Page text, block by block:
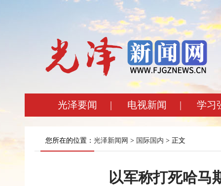
光泽要闻 | 电视新闻 | 学习
您所在的位置： 光泽新闻网 > 国际国内 > 正文
以军称打死哈马